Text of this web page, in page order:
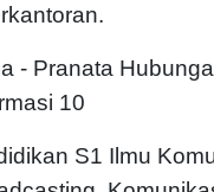
- Pranata
10
S1 Ilmu